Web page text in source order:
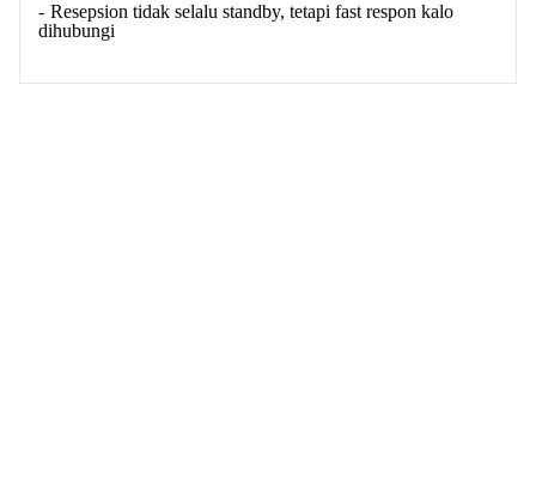
Resepsion tidak selalu standby, tetapi fast respon kalo
dihubungi